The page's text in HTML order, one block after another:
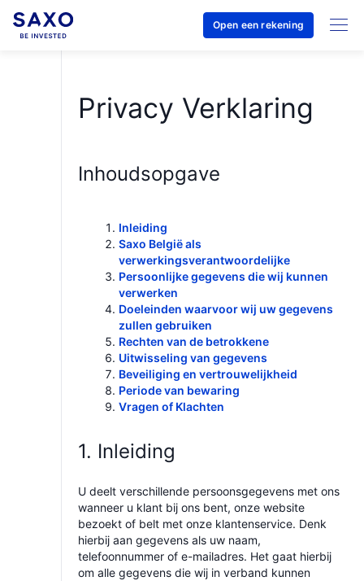
Open een rekening
Privacy Verklaring
Inhoudsopgave
Inleiding
Saxo België als
verwerkingsverantwoordelijke
Persoonlijke gegevens die wij kunnen
verwerken
Doeleinden waarvoor wij uw gegevens
zullen gebruiken
Rechten van de betrokkene
Uitwisseling van gegevens
Beveiliging en vertrouwelijkheid
Periode van bewaring
Vragen of Klachten
1. Inleiding
U deelt verschillende persoonsgegevens met ons
wanneer u klant bij ons bent, onze website
bezoekt of belt met onze klantenservice. Denk
hierbij aan gegevens als uw naam,
telefoonnummer of e-mailadres. Het gaat hierbij
om alle gegevens die wij in verband kunnen